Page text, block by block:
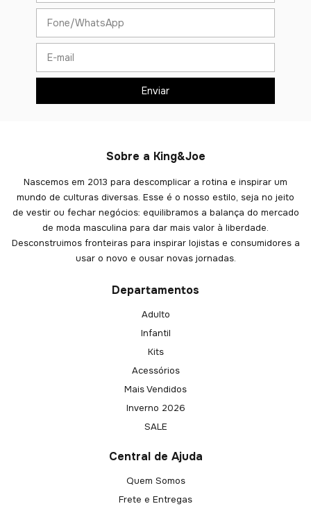
Sobre a King&Joe
Nascemos em 2013 para descomplicar a rotina e inspirar um
mundo de culturas diversas. Esse é o nosso estilo, seja no jeito
de vestir ou fechar negócios: equilibramos a balança do mercado
de moda masculina para dar mais valor à liberdade.
Desconstruimos fronteiras para inspirar lojistas e consumidores a
usar o novo e ousar novas jornadas.
Departamentos
Adulto
Infantil
Kits
Acessórios
Mais Vendidos
Inverno 2026
SALE
Central de Ajuda
Quem Somos
Frete e Entregas